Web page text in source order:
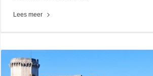
Lees meer